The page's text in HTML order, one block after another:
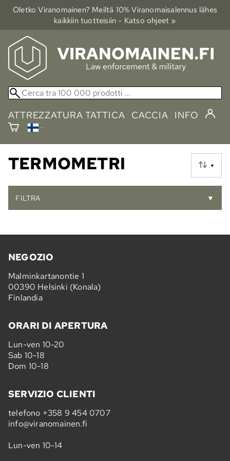
Oletko Viranomainen? Meiltä 10% Viranomais­alennus lähes
kaikkiin tuotteisiin - Katso ohjeet »
ATTREZZATURA TATTICA CACCIA INFO
▼
TERMOMETRI
FILTRA ▼
NEGOZIO
Malminkartanontie 1
00390 Helsinki (Konala)
Finlandia
ORARI DI APERTURA
Lun-ven 10-20
Sab 10-18
Dom 10-18
SERVIZIO CLIENTI
telefono +358 9 454 0707
info@viranomainen.fi
Lun-ven 10-14